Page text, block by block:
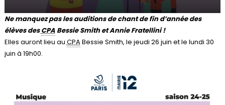
Ne manquez pas les auditions de chant de fin d’année des
élèves desCPABessie Smith et Annie Fratellini !
Elles auront lieu au CPABessie Smith, le jeudi 26 juin et le lundi 30
juin à 19h00.